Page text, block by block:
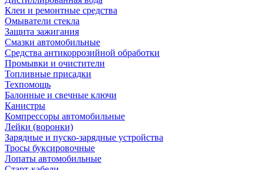
Клеи и ремонтные средства
Омыватели стекла
Защита зажигания
Смазки автомобильные
Средства антикоррозийной обработки
Промывки и очистители
Топливные присадки
Техпомощь
Балонные и свечные ключи
Канистры
Компрессоры автомобильные
Лейки (воронки)
Зарядные и пуско-зарядные устройства
Тросы буксировочные
Лопаты автомобильные